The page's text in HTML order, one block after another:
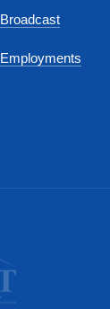
Broadcast
Employments